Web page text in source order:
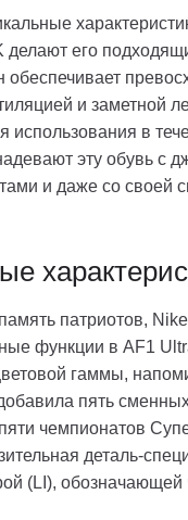
делают его
обеспечивает
и заметной
использования в
эту обувь с
и даже со своей
патриотов,
функции в AF1
гаммы,
пять
чемпионатов
деталь-
(LI), обозначающей